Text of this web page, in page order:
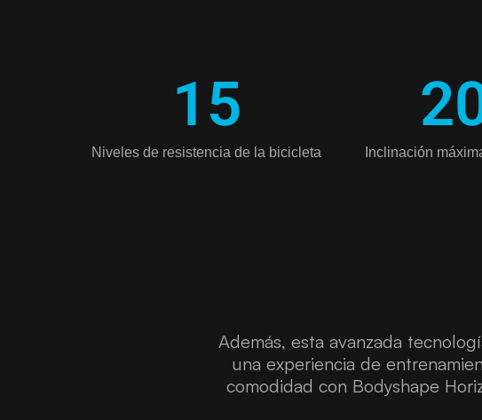
Niveles de resistencia de la bicicleta
15
Inclinación
Además, esta avanzada
una experiencia de
comodidad con Bodyshape